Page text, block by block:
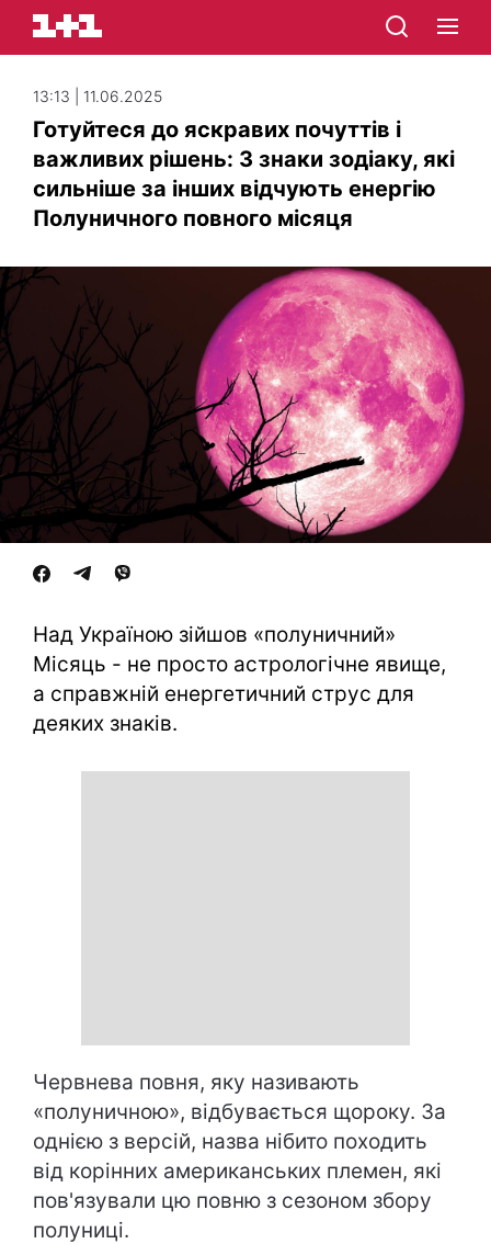
13:13 | 11.06.2025
Готуйтеся до яскравих почуттів і
важливих рішень: 3 знаки зодіаку, які
сильніше за інших відчують енергію
Полуничного повного місяця
Над Україною зійшов «полуничний»
Місяць - не просто астрологічне явище,
а справжній енергетичний струс для
деяких знаків.
Червнева повня, яку називають
«полуничною», відбувається щороку. За
однією з версій, назва нібито походить
від корінних американських племен, які
пов'язували цю повню з сезоном збору
полуниці.